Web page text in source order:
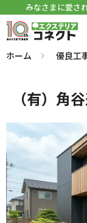
みなさまに愛さ
ホーム 優良工
（有）角